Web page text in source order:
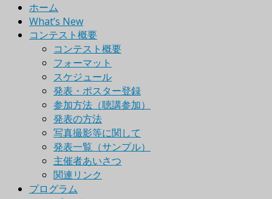
ホーム
What’s New
コンテスト概要
コンテスト概要
フォーマット
スケジュール
発表・ポスター登録
参加方法（聴講参加）
発表の方法
写真撮影等に関して
発表一覧（サンプル）
主催者あいさつ
関連リンク
プログラム